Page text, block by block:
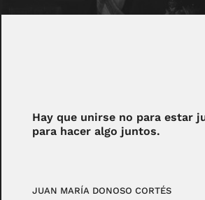
Hay que unirse no para estar
para hacer algo juntos.
JUAN MARÍA DONOSO CORTÉS